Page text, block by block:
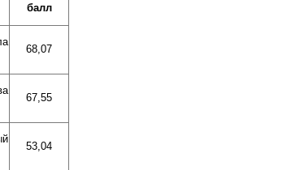
балл
68,07
67,55
53,04